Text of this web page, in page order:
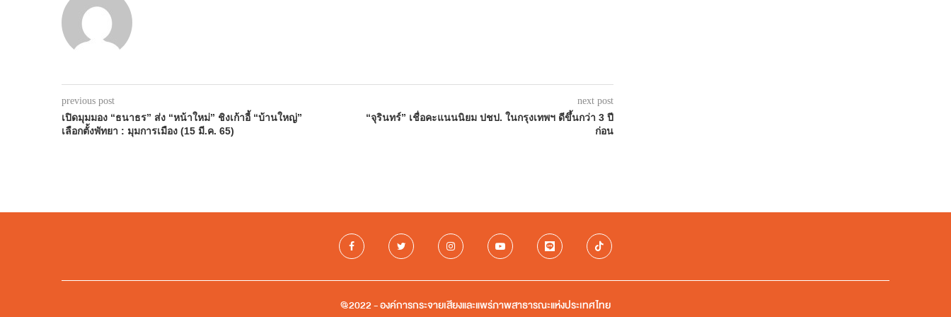
previous post
เปิดมุมมอง “ธนาธร” ส่ง “หน้าใหม่” ชิงเก้าอี้ “บ้านใหญ่”
เลือกตั้งพัทยา : มุมการเมือง (15 มี.ค. 65)
next post
“จุรินทร์” เชื่อคะแนนนิยม ปชป. ในกรุงเทพฯ ดีขึ้นกว่า 3 ปี
ก่อน
@2022 - องค์การกระจายเสียงและแพร่ภาพสาธารณะแห่งประเทศไทย